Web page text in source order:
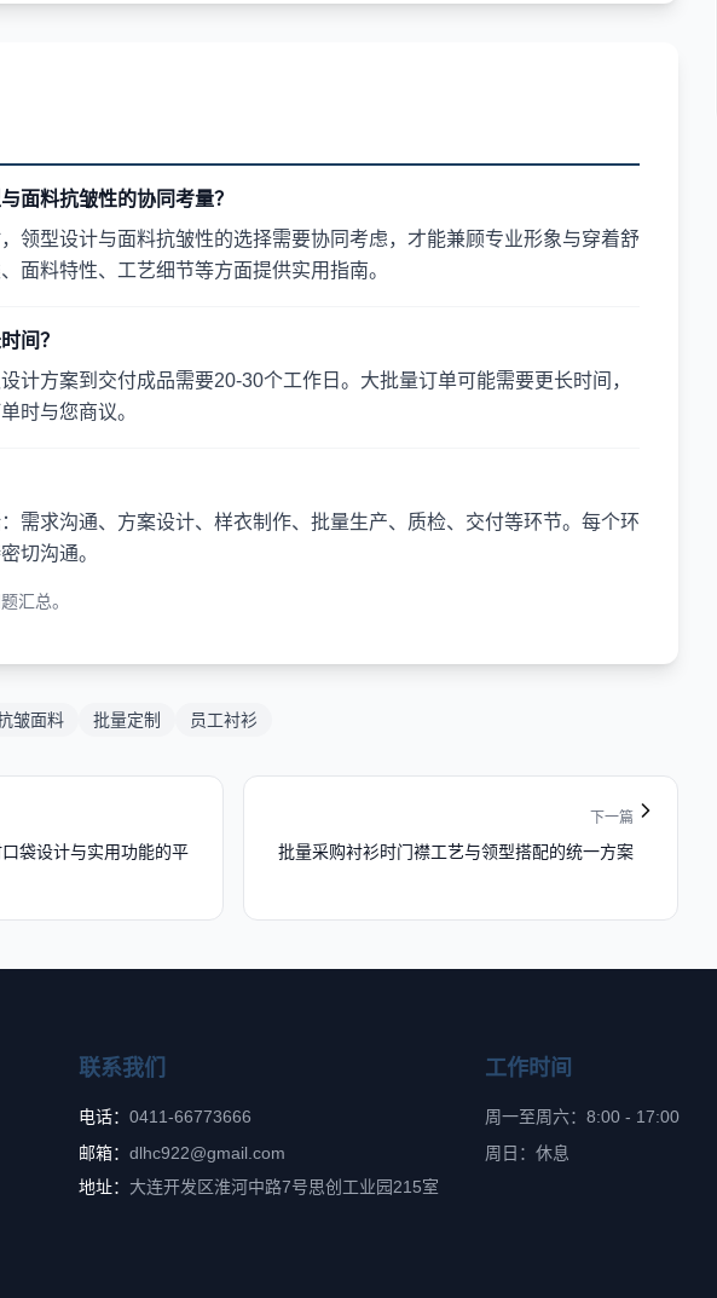
面料抗皱性的协同考量？
领型设计与面料抗皱性的选择需要协同考虑，才能兼顾专业形象与穿着舒
面料特性、工艺细节等方面提供实用指南。
间？
计方案到交付成品需要20-30个工作日。大批量订单可能需要更长时间，
时与您商议。
需求沟通、方案设计、样衣制作、批量生产、质检、交付等环节。每个环
切沟通。
汇总。
皱面料 批量定制 员工衬衫
袋设计与实用功能的平
下一篇
批量采购衬衫时门襟工艺与领型搭配的统一方案
联系我们
电话： 0411-66773666
邮箱： dlhc922@gmail.com
地址： 大连开发区淮河中路7号思创工业园215室
工作时间
周一至周六：8:00 - 17:00
周日：休息